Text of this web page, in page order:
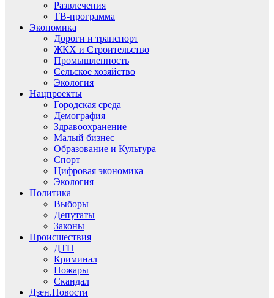
Развлечения
ТВ-программа
Экономика
Дороги и транспорт
ЖКХ и Строительство
Промышленность
Сельское хозяйство
Экология
Нацпроекты
Городская среда
Демография
Здравоохранение
Малый бизнес
Образование и Культура
Спорт
Цифровая экономика
Экология
Политика
Выборы
Депутаты
Законы
Происшествия
ДТП
Криминал
Пожары
Скандал
Дзен.Новости